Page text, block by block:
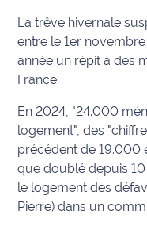
Environnement
Info
route
Justice
Loisirs
Météo
La trêve hivernale
entre le 1er
année un répit à des
France.
En 2024, "24.000
logement", des
précédent de 19.000
que doublé depuis
le logement des
Pierre) dans un